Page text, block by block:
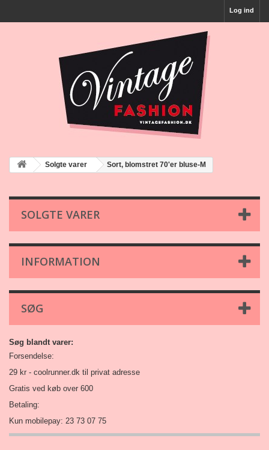
Log ind
Solgte varer Sort, blomstret 70'er bluse-M
SOLGTE VARER
INFORMATION
SØG
Søg blandt varer:
Forsendelse:
29 kr - coolrunner.dk til privat adresse
Gratis ved køb over 600
Betaling:
Kun mobilepay: 23 73 07 75